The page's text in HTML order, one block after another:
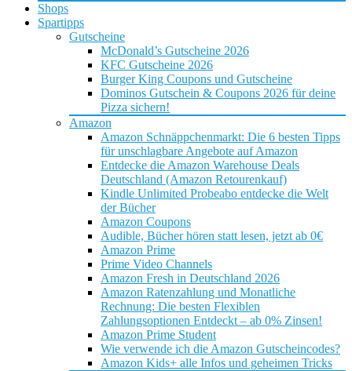
Shops
Spartipps
Gutscheine
McDonald’s Gutscheine 2026
KFC Gutscheine 2026
Burger King Coupons und Gutscheine
Dominos Gutschein & Coupons 2026 für deine
Pizza sichern!
Amazon
Amazon Schnäppchenmarkt: Die 6 besten Tipps
für unschlagbare Angebote auf Amazon
Entdecke die Amazon Warehouse Deals
Deutschland (Amazon Retourenkauf)
Kindle Unlimited Probeabo entdecke die Welt
der Bücher
Amazon Coupons
Audible, Bücher hören statt lesen, jetzt ab 0€
Amazon Prime
Prime Video Channels
Amazon Fresh in Deutschland 2026
Amazon Ratenzahlung und Monatliche
Rechnung: Die besten Flexiblen
Zahlungsoptionen Entdeckt – ab 0% Zinsen!
Amazon Prime Student
Wie verwende ich die Amazon Gutscheincodes?
Amazon Kids+ alle Infos und geheimen Tricks